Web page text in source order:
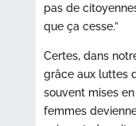
pas de
que ça cesse.”
Certes, dans
grâce aux luttes
souvent mises
femmes